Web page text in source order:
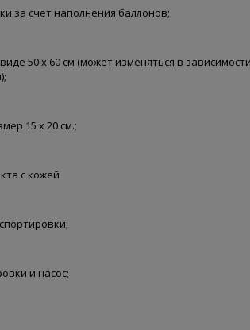
за счет наполнения баллонов;
50 х 60 см (может изменяться в
15 х 20 см.;
с кожей
и насос;